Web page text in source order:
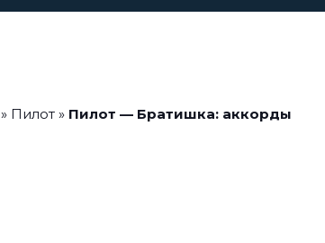
» Пилот » Пилот — Братишка: аккорды